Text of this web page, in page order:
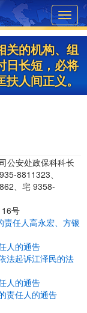
关的机构、组
日长短，必将
人间正义。
公安处政保科科长
8811323、
、宅 9358-
号
责任人高永宏、方银
人的通告
法起诉江泽民的法
人的通告
责任人的通告